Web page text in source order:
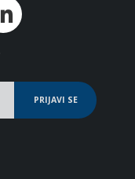
PRIJAVI SE